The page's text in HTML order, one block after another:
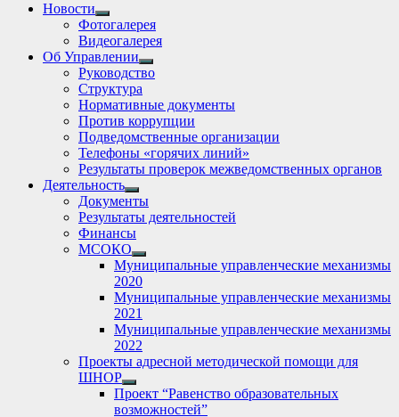
Новости
Show
sub
menu
Фотогалерея
Видеогалерея
Об Управлении
Show
sub
Руководство
Структура
Нормативные документы
Против коррупции
Подведомственные организации
Телефоны «горячих линий»
Результаты проверок межведомственных органов
Деятельность
Show
sub
menu
Документы
Результаты деятельностей
Финансы
МСОКО
Show
sub
menu
Муниципальные управленческие механизмы
2020
Муниципальные управленческие механизмы
2021
Муниципальные управленческие механизмы
2022
Проекты адресной методической помощи для
ШНОР
Show
sub
Проект “Равенство образовательных
возможностей”